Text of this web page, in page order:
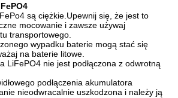
są ciężkie.Upewnij się, że jest to
mocowanie i zawsze używaj
transportowego.
wypadku baterie mogą stać się
na baterie litowe.
LiFePO4 nie jest podłączona z odwrotną
podłączenia akumulatora
nieodwracalnie uszkodzona i należy ją